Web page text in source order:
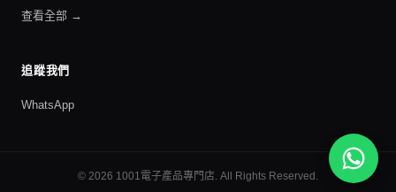
查看全部 →
追蹤我們
WhatsApp
© 2026 1001電子產品專門店. All Rights Reserved.